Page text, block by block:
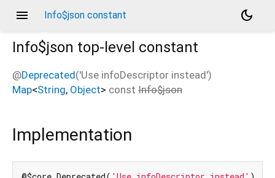
menu Info$json constant
dark_mode
Info$json top-level constant
@Deprecated('Use infoDescriptor instead')
Map<String, Object> const Info$json
Implementation